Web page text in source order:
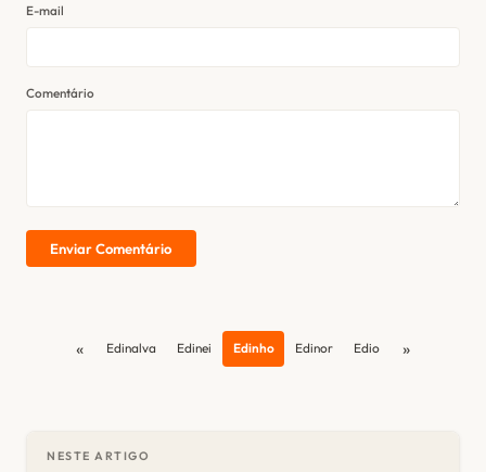
E-mail
Comentário
Enviar Comentário
« Edinalva Edinei Edinho Edinor Edio »
NESTE ARTIGO